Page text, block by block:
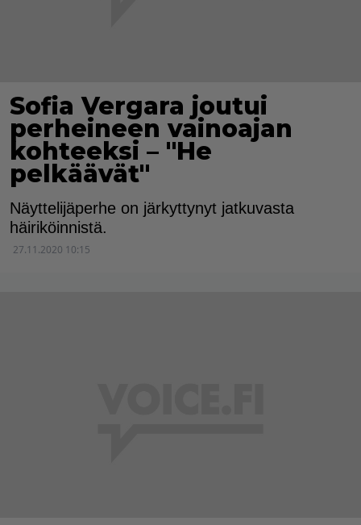
Sofia Vergara joutui
perheineen vainoajan
kohteeksi – "He
pelkäävät"
Näyttelijäperhe on järkyttynyt jatkuvasta
häiriköinnistä.
27.11.2020 10:15